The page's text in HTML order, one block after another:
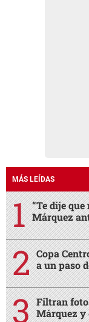
MÁS LEÍDAS
“Te dije
Márquez
Copa
a un paso
Filtran
Márquez y